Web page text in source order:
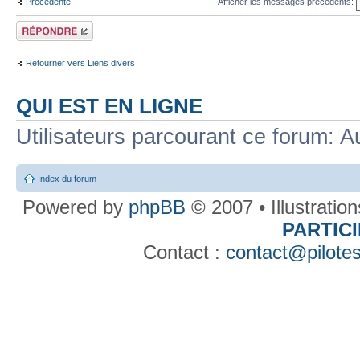
Répondre
Retourner vers Liens divers
QUI EST EN LIGNE
Utilisateurs parcourant ce forum:
Index du forum
Powered by phpBB © 2007 •
Contact :